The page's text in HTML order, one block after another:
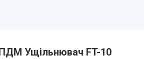
Ущільнювач FT-10